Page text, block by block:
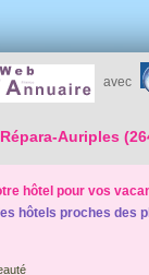
avec
Auriples
hôtel pour vos
hôtels proches des